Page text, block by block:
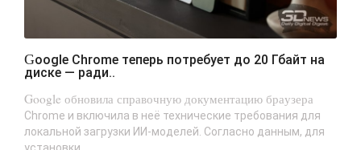
Google Chrome теперь потребует до 20 Гбайт на
диске — ради..
Google обновила справочную документацию браузера
Chrome и включила в неё технические требования для
локальной загрузки ИИ-моделей. Согласно данным, для